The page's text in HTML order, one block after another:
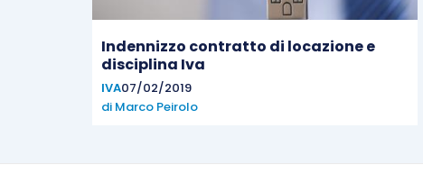
Indennizzo contratto di locazione e
disciplina Iva
IVA07/02/2019
di Marco Peirolo